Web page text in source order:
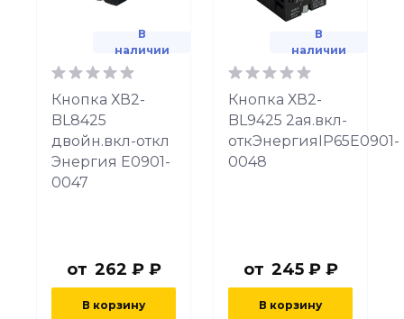
В
наличии
Кнопка ХВ2-
BL8425
двойн.вкл-откл
Энергия Е0901-
0047
от 262 ₽ ₽
В корзину
В
наличии
Кнопка ХВ2-
BL9425 2aя.вкл-
откЭнергияIP65Е0901-
0048
от 245 ₽ ₽
В корзину